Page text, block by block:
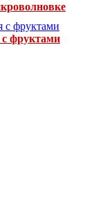
с фруктами